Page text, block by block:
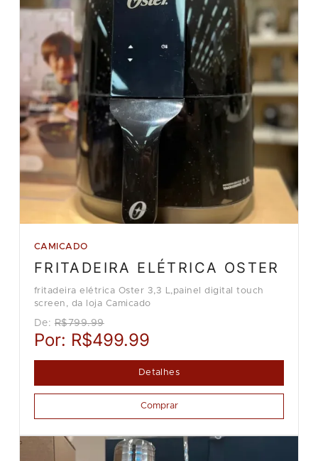
CAMICADO
FRITADEIRA ELÉTRICA OSTER
fritadeira elétrica Oster 3,3 L,painel digital touch
screen, da loja Camicado
De: R$799.99
Por: R$499.99
Detalhes
Comprar